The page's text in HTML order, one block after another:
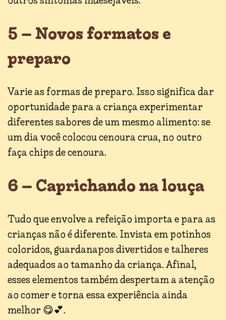
5 – Novos formatos e
preparo
Varie as formas de preparo. Isso significa dar
oportunidade para a criança experimentar
diferentes sabores de um mesmo alimento: se
um dia você colocou cenoura crua, no outro
faça chips de cenoura.
6 – Caprichando na louça
Tudo que envolve a refeição importa e para as
crianças não é diferente. Invista em potinhos
coloridos, guardanapos divertidos e talheres
adequados ao tamanho da criança. Afinal,
esses elementos também despertam a atenção
ao comer e torna essa experiência ainda
melhor 😋💕.